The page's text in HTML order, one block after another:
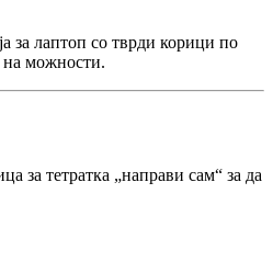
за лаптоп со тврди корици по
на можности.
за тетратка „направи сам“ за да